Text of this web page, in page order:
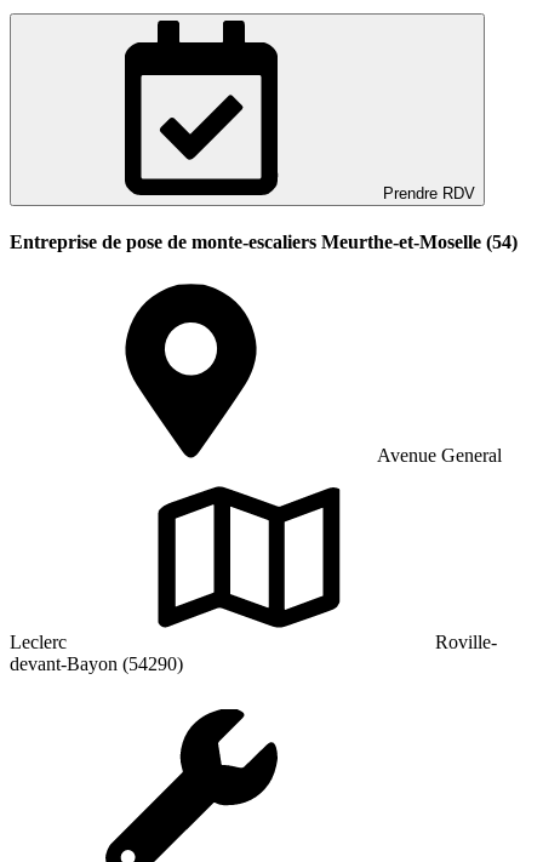
Prendre RDV
Entreprise de pose de monte-escaliers Meurthe-et-Moselle (54)
Avenue General
Leclerc
Roville-
devant-Bayon (54290)